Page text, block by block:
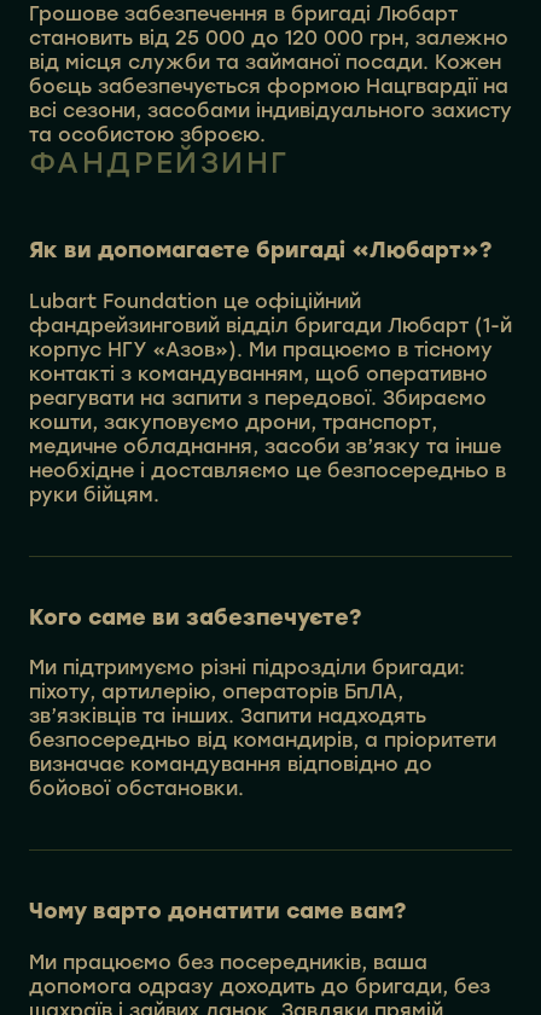
Грошове забезпечення в бригаді Любарт
становить від 25 000 до 120 000 грн, залежно
від місця служби та займаної посади. Кожен
боєць забезпечується формою Нацгвардії на
всі сезони, засобами індивідуального захисту
та особистою зброєю.
ФАНДРЕЙЗИНГ
Як ви допомагаєте бригаді «Любарт»?
Lubart Foundation це офіційний
фандрейзинговий відділ бригади Любарт (1-й
корпус НГУ «Азов»). Ми працюємо в тісному
контакті з командуванням, щоб оперативно
реагувати на запити з передової. Збираємо
кошти, закуповуємо дрони, транспорт,
медичне обладнання, засоби зв’язку та інше
необхідне і доставляємо це безпосередньо в
руки бійцям.
Кого саме ви забезпечуєте?
Ми підтримуємо різні підрозділи бригади:
піхоту, артилерію, операторів БпЛА,
зв’язківців та інших. Запити надходять
безпосередньо від командирів, а пріоритети
визначає командування відповідно до
бойової обстановки.
Чому варто донатити саме вам?
Ми працюємо без посередників, ваша
допомога одразу доходить до бригади, без